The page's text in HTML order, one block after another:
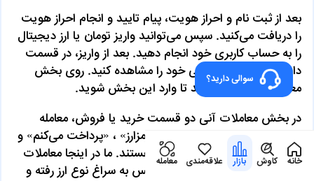
بعد از ثبت نام و احراز هویت، پیام تایید و انجام احراز هویت
را دریافت می‌کنید. سپس می‌توانید واریز تومان یا ارز دیجیتال
را به حساب کاربری خود انجام دهید. بعد از واریز، در قسمت
داشبورد می‌توانید دارایی خود را مشاهده کنید. روی بخش
معاملات آنی کلیک کنید تا وارد این بخش شوید.
در بخش معاملات آنی دو قسمت خرید یا فروش، معامله
دلاری یا ریالی و سه بخش «نوع رمزارز» ، «پرداخت می‌کنم» و
«دریافت می‌کنم» قابل مشاهده هستند. ما در اینجا معاملات
خرید ریالی را انتخاب می‌کنیم. سپس به سراغ نوع ارز رفته و
سوالی دارید؟
خانه کاوش بازار علاقه‌مندی معامله